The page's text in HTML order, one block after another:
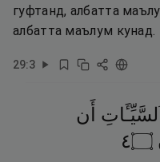
гуфтанд, албатта
албатта маълум кунад.
29:3
أَن
۝٤